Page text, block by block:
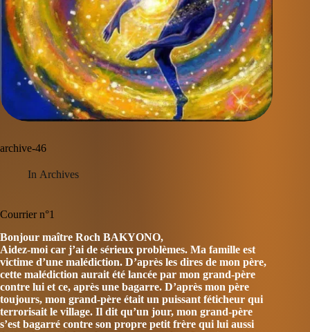
archive-46
In Archives
Courrier n°1
Bonjour maître Roch BAKYONO,
Aidez-moi car j’ai de sérieux problèmes. Ma famille est
victime d’une malédiction. D’après les dires de mon père,
cette malédiction aurait été lancée par mon grand-père
contre lui et ce, après une bagarre. D’après mon père
toujours, mon grand-père était un puissant féticheur qui
terrorisait le village. Il dit qu’un jour, mon grand-père
s’est bagarré contre son propre petit frère qui lui aussi